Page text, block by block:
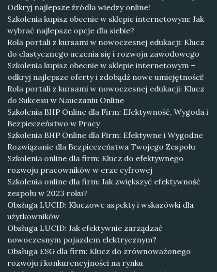
Odkryj najlepsze źródła wiedzy online!
Szkolenia kupisz obecnie w sklepie internetowym: Jak
wybrać najlepsze opcje dla siebie?
Rola portali z kursami w nowoczesnej edukacji: Klucz
do elastycznego uczenia się i rozwoju zawodowego
Szkolenia kupisz obecnie w sklepie internetowym –
odkryj najlepsze oferty i zdobądź nowe umiejętności!
Rola portali z kursami w nowoczesnej edukacji: Klucz
do Sukcesu w Nauczaniu Online
Szkolenia BHP Online dla Firm: Efektywność, Wygoda i
Bezpieczeństwo w Pracy
Szkolenia BHP Online dla Firm: Efektywne i Wygodne
Rozwiązanie dla Bezpieczeństwa Twojego Zespołu
Szkolenia online dla firm: Klucz do efektywnego
rozwoju pracowników w erze cyfrowej
Szkolenia online dla firm: Jak zwiększyć efektywność
zespołu w 2023 roku?
Obsługa LUCID: Kluczowe aspekty i wskazówki dla
użytkowników
Obsługa LUCID: Jak efektywnie zarządzać
nowoczesnym pojazdem elektrycznym?
Obsługa ESG dla firm: Klucz do zrównoważonego
rozwoju i konkurencyjności na rynku